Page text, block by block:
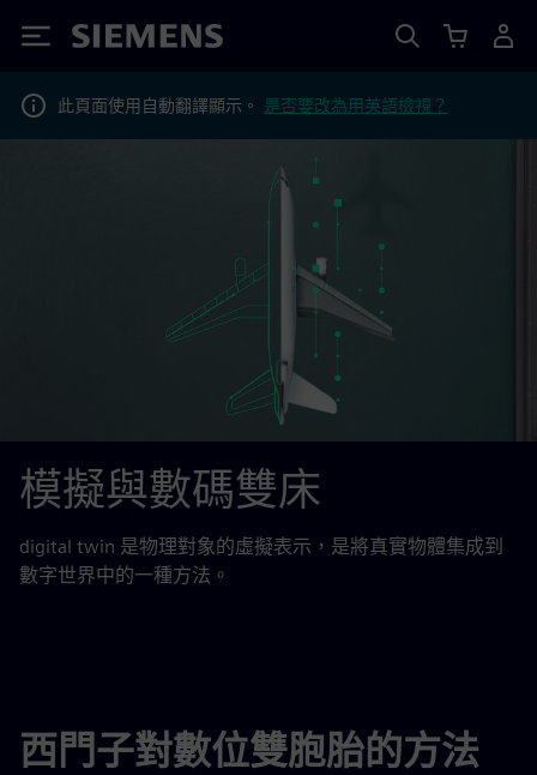
Siemens
此頁面使用自動翻譯顯示。 是否要改為用英語檢視？
模擬與數碼雙床
digital twin 是物理對象的虛擬表示，是將真實物體集成到
數字世界中的一種方法。
西門子對數位雙胞胎的方法